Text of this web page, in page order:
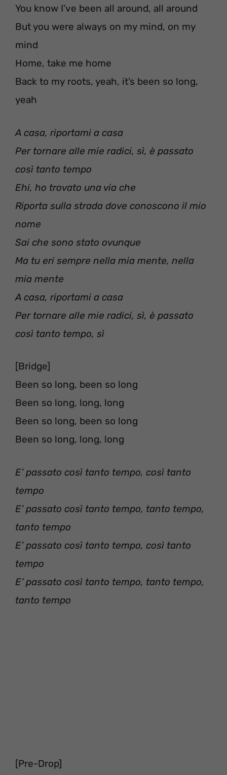
You know I’ve been all around, all around
But you were always on my mind, on my
mind
Home, take me home
Back to my roots, yeah, it’s been so long,
yeah
A casa, riportami a casa
Per tornare alle mie radici, sì, è passato
così tanto tempo
Ehi, ho trovato una via che
Riporta sulla strada dove conoscono il mio
nome
Sai che sono stato ovunque
Ma tu eri sempre nella mia mente, nella
mia mente
A casa, riportami a casa
Per tornare alle mie radici, sì, è passato
così tanto tempo, sì
[Bridge]
Been so long, been so long
Been so long, long, long
Been so long, been so long
Been so long, long, long
E’ passato così tanto tempo, così tanto
tempo
E’ passato così tanto tempo, tanto tempo,
tanto tempo
E’ passato così tanto tempo, così tanto
tempo
E’ passato così tanto tempo, tanto tempo,
tanto tempo
[Pre-Drop]